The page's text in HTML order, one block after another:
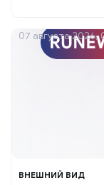
ВНЕШНИЙ ВИД
07 августа 2026,